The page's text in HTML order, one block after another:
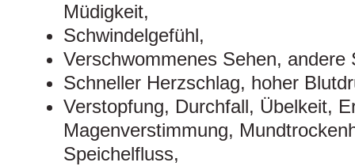
Müdigkeit,
Schwindelgefühl,
Verschwommenes Sehen, andere
Schneller Herzschlag, hoher
Verstopfung, Durchfall, Übelkeit,
Magenverstimmung,
Speichelfluss,